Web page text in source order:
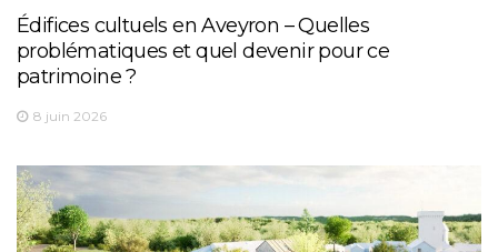
Édifices cultuels en Aveyron – Quelles
problématiques et quel devenir pour ce
patrimoine ?
8 juin 2026